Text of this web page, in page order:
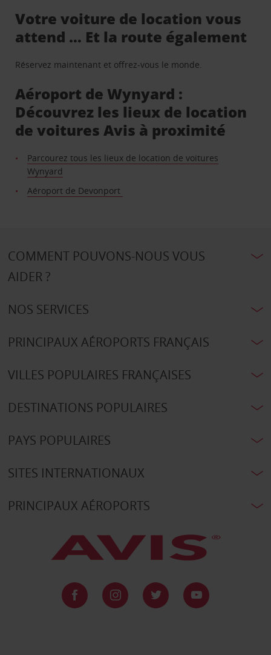
Votre voiture de location vous
attend … Et la route également
Réservez maintenant et offrez-vous le monde.
Aéroport de Wynyard :
Découvrez les lieux de location
de voitures Avis à proximité
Parcourez tous les lieux de location de voitures
Wynyard
Aéroport de Devonport
COMMENT POUVONS-NOUS VOUS
AIDER ?
NOS SERVICES
PRINCIPAUX AÉROPORTS FRANÇAIS
VILLES POPULAIRES FRANÇAISES
DESTINATIONS POPULAIRES
PAYS POPULAIRES
SITES INTERNATIONAUX
PRINCIPAUX AÉROPORTS